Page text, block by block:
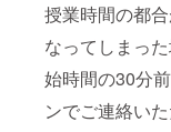
授業時間の都
なってしまっ
始時間の30分
ンでご連絡い